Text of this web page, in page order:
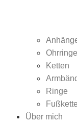
Ohrringe
Ketten
Ringe
Über mich